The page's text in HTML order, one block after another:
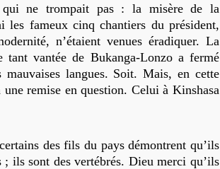
qui ne trompait pas : la misère de la
les fameux cinq chantiers du président,
n’étaient venues éradiquer. La
tant vantée de Bukanga-Lonzo a fermé
langues. Soit. Mais, en cette
remise en question. Celui à Kinshasa
des fils du pays démontrent qu’ils
; ils sont des vertébrés. Dieu merci qu’ils